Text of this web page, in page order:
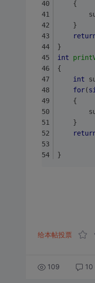
	{
	}
}
int
{
int
for(
	{
	}
}
给本帖投票
109 10